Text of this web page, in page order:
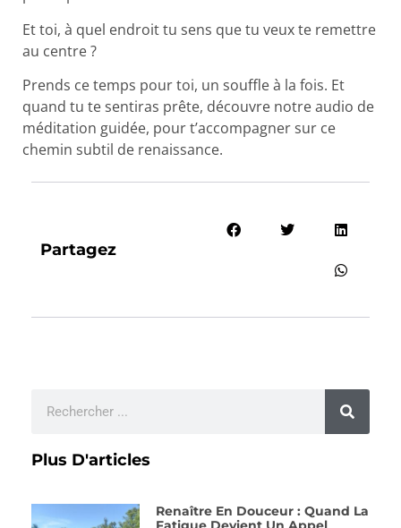
Et toi, à quel endroit tu sens que tu veux te remettre
au centre ?
Prends ce temps pour toi, un souffle à la fois. Et
quand tu te sentiras prête, découvre notre audio de
méditation guidée, pour t’accompagner sur ce
chemin subtil de renaissance.
Partagez
Plus D'articles
Renaître En Douceur : Quand La